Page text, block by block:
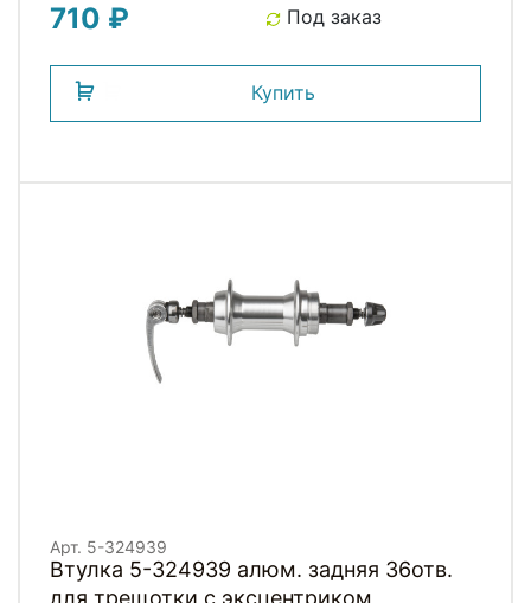
710 ₽ Под заказ
Купить
Арт. 5-324939
Втулка 5-324939 алюм. задняя 36отв.